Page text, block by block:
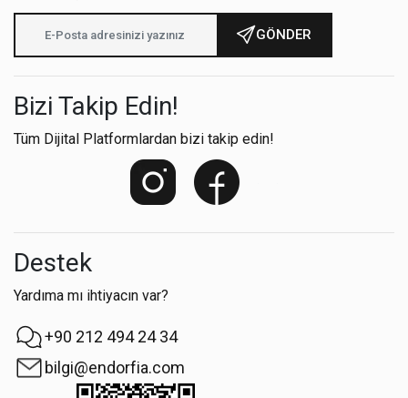
GÖNDER
Bizi Takip Edin!
Tüm Dijital Platformlardan bizi takip edin!
Destek
Yardıma mı ihtiyacın var?
+90 212 494 24 34
bilgi@endorfia.com